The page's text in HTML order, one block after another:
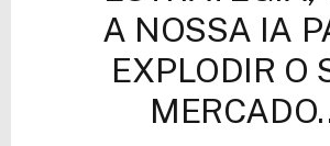
A NOSSA IA
EXPLODIR O